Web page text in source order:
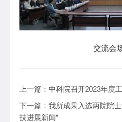
交流会
上一篇： 中科院召开2023年度
下一篇： 我所成果入选两院院
技进展新闻”